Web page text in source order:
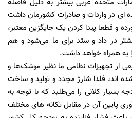
متحده عربی بیشتر به دلیل فاصله
ای در واردات و صادرات کشورمان داشت
و قطعا پیدا کردن یک جایگزین معتبر،
در داد و ستد برای ما می‌شود و هم
به همراه خواهد داشت.
از تجهیزات نظامی ما نظیر موشک‌ها و
اند، فلذا شارژ مجدد و تولید و ساخت
بسیار کلانی را می‌طلبد که با توجه به
پایین آن در مقابل تکانه های مختلف